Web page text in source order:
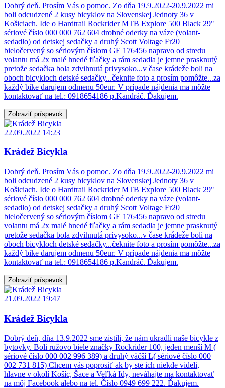
Dobrý deň. Prosím Vás o pomoc. Zo dňa 19.9.2022-20.9.2022 mi
boli odcudzené 2 kusy bicyklov na Slovenskej Jednoty 36 v
Košiciach. Ide o Hardtrail Rockrider MTB Explore 500 Black 29"
sériové číslo 000 000 762 604 drobné oderky na váze (volant-
sedadlo) od detskej sedačky a druhý Scott Voltage Fr20
bieločervený so sériovým číslom GE 176456 napravo od stredu
volantu má 2x malé hnedé fľačky a rám sedadla je jemne prasknutý
pretože sedačka bola zdvihnutá privysoko...v čase krádeže boli na
oboch bicykloch detské sedačky...čeknite foto a prosím pomôžte...za
každý bike darujem odmenu 50eur. V prípade nájdenia ma môžte
kontaktovať na tel.: 0918654186 p.Kandráč. Ďakujem.
Zobraziť príspevok
22.09.2022 14:23
Krádež Bicykla
Dobrý deň. Prosím Vás o pomoc. Zo dňa 19.9.2022-20.9.2022 mi
boli odcudzené 2 kusy bicyklov na Slovenskej Jednoty 36 v
Košiciach. Ide o Hardtrail Rockrider MTB Explore 500 Black 29"
sériové číslo 000 000 762 604 drobné oderky na váze (volant-
sedadlo) od detskej sedačky a druhý Scott Voltage Fr20
bieločervený so sériovým číslom GE 176456 napravo od stredu
volantu má 2x malé hnedé fľačky a rám sedadla je jemne prasknutý
pretože sedačka bola zdvihnutá privysoko...v čase krádeže boli na
oboch bicykloch detské sedačky...čeknite foto a prosím pomôžte...za
každý bike darujem odmenu 50eur. V prípade nájdenia ma môžte
kontaktovať na tel.: 0918654186 p.Kandráč. Ďakujem.
Zobraziť príspevok
21.09.2022 19:47
Krádež Bicykla
Dobrý deň, dňa 13.9.2022 sme zistili, že nám ukradli naše bicykle z
bytovky. Boli ružovo biele značky Rockrider 100, jeden menší M (
sériové číslo 000 002 996 389) a druhý väčší L( sériové číslo 000
002 731 815) Chcem vás poprosiť ak by ste ich niekde videli,
hlavne v okolí Košíc, Šace a Veľká Idy, neváhajte ma kontaktovať
na môj Facebook alebo na tel. Číslo 0949 699 222. Ďakujem.